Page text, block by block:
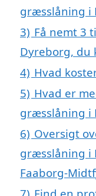
græsslåning i
3) Få nemt 3
Dyreborg, du
4) Hvad
5) Hvad er
græsslåning i
6) Oversigt
græsslåning i
Faaborg-